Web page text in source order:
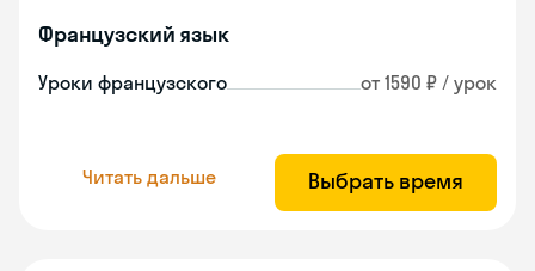
Французский язык
Уроки французского от 1590 ₽ / урок
Читать дальше Выбрать время